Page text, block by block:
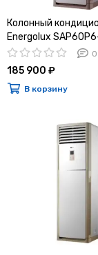
Колонный
Energolux
A/SAU60U6-A
0
185 900 ₽
В корзину